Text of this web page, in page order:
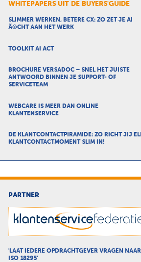
WHITEPAPERS UIT DE BUYERS'GUIDE
SLIMMER WERKEN, BETERE CX: ZO ZET JE AI
Ã©CHT AAN HET WERK
TOOLKIT AI ACT
BROCHURE VERSADOC – SNEL HET JUISTE
ANTWOORD BINNEN JE SUPPORT- OF
SERVICETEAM
WEBCARE IS MEER DAN ONLINE
KLANTENSERVICE
DE KLANTCONTACTPIRAMIDE: ZO RICHT JIJ
KLANTCONTACTMOMENT SLIM IN!
PARTNER
'LAAT IEDERE OPDRACHTGEVER VRAGEN NAAR
ISO 18295'